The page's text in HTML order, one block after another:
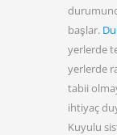
başlar.
yerlerde
yerlerde
tabii
ihtiyaç
Kuyulu